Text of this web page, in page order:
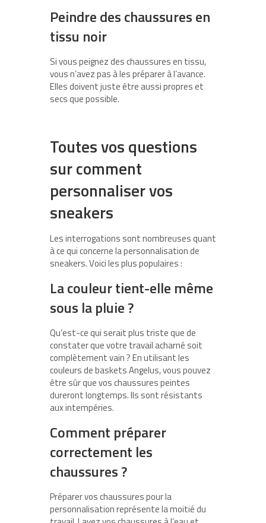
Peindre des chaussures en
tissu noir
Si vous peignez des chaussures en tissu,
vous n’avez pas à les préparer à l’avance.
Elles doivent juste être aussi propres et
secs que possible.
Toutes vos questions
sur comment
personnaliser vos
sneakers
Les interrogations sont nombreuses quant
à ce qui concerne la personnalisation de
sneakers. Voici les plus populaires :
La couleur tient-elle même
sous la pluie ?
Qu’est-ce qui serait plus triste que de
constater que votre travail acharné soit
complètement vain ? En utilisant les
couleurs de baskets Angelus, vous pouvez
être sûr que vos chaussures peintes
dureront longtemps. Ils sont résistants
aux intempéries.
Comment préparer
correctement les
chaussures ?
Préparer vos chaussures pour la
personnalisation représente la moitié du